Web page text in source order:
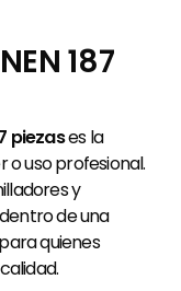
187
piezases la
uso profesional.
y
de una
quienes